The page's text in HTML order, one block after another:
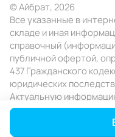
© Айбрат, 2026
Все указанные в
складе и иная
справочный
публичной офертой,
437 Гражданского
юридических
Актуальную
характеристики